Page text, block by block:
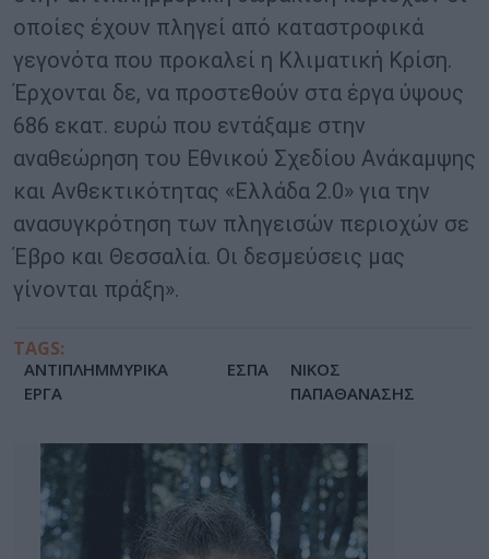
οποίες έχουν πληγεί από καταστροφικά
γεγονότα που προκαλεί η Κλιματική Κρίση.
Έρχονται δε, να προστεθούν στα έργα ύψους
686 εκατ. ευρώ που εντάξαμε στην
αναθεώρηση του Εθνικού Σχεδίου Ανάκαμψης
και Ανθεκτικότητας «Ελλάδα 2.0» για την
ανασυγκρότηση των πληγεισών περιοχών σε
Έβρο και Θεσσαλία. Οι δεσμεύσεις μας
γίνονται πράξη».
TAGS:
ΑΝΤΙΠΛΗΜΜΥΡΙΚΑ
ΕΡΓΑ
ΕΣΠΑ
ΝΙΚΟΣ
ΠΑΠΑΘΑΝΑΣΗΣ